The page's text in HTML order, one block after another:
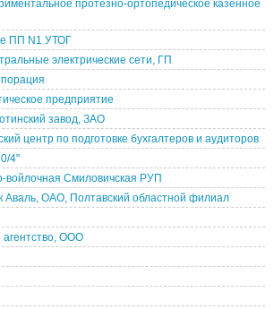
протезно-ортопедическое казенное
ПП N1 УТОГ
электрические сети, ГП
предприятие
завод, ЗАО
центр по подготовке бухгалтеров и аудиторов
4"
войлочная Смиловичская РУП
ОАО, Полтавский областной филиал
агентство, ООО